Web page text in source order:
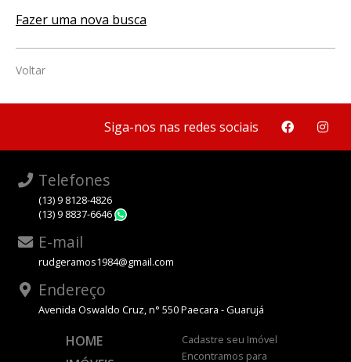
Fazer uma nova busca
Voltar
Siga-nos nas redes sociais
Telefones
(13) 9 8128-4826
(13) 9 8837-6646
E-mail
rudgeramos1984@gmail.com
Endereço
Avenida Oswaldo Cruz, n° 550 Paecara - Guarujá
HOME
Cadastre seu Imóvel
Encontramos para